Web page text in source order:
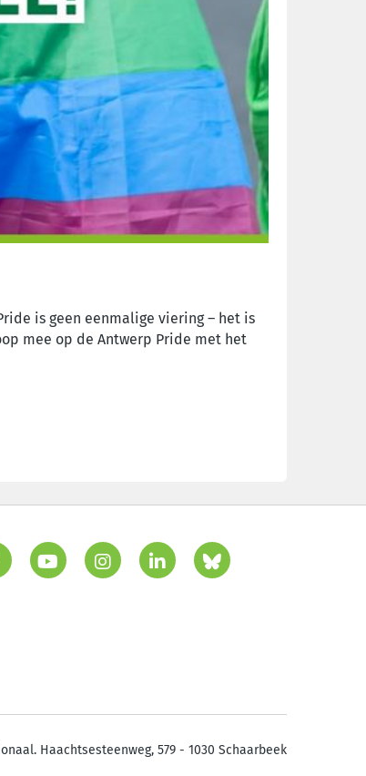
is geen eenmalige viering – het is
mee op de Antwerp Pride met het
Haachtsesteenweg, 579 - 1030 Schaarbeek